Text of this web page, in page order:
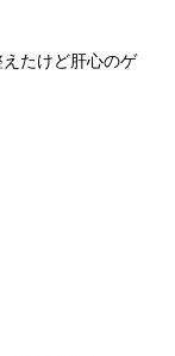
たけど肝心のゲ